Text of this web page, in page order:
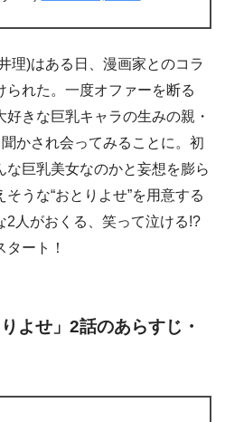
理)はある日、漫画家とのコラ
られた。一度オファーを断る
きな巨乳キャラの生みの親・
かされ会ってみることに。初
な巨乳美女なのかと妄想を膨ら
うな“おとりよせ”を用意する
人がおくる、笑って泣ける!?
ート！
よせ」2話のあらすじ・